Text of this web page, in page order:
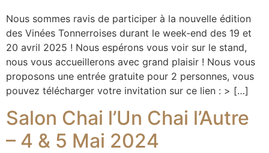
Nous sommes ravis de participer à la nouvelle édition
des Vinées Tonnerroises durant le week-end des 19 et
20 avril 2025 ! Nous espérons vous voir sur le stand,
nous vous accueillerons avec grand plaisir ! Nous vous
proposons une entrée gratuite pour 2 personnes, vous
pouvez télécharger votre invitation sur ce lien : > […]
Salon Chai l’Un Chai l’Autre
– 4 & 5 Mai 2024